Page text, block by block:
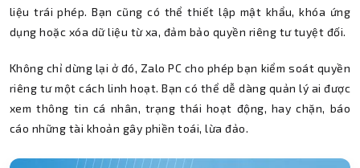
liệu trái phép. Bạn cũng có thể thiết lập mật khẩu, khóa ứng
dụng hoặc xóa dữ liệu từ xa, đảm bảo quyền riêng tư tuyệt đối.
Không chỉ dừng lại ở đó, Zalo PC cho phép bạn kiểm soát quyền
riêng tư một cách linh hoạt. Bạn có thể dễ dàng quản lý ai được
xem thông tin cá nhân, trạng thái hoạt động, hay chặn, báo
cáo những tài khoản gây phiền toái, lừa đảo.